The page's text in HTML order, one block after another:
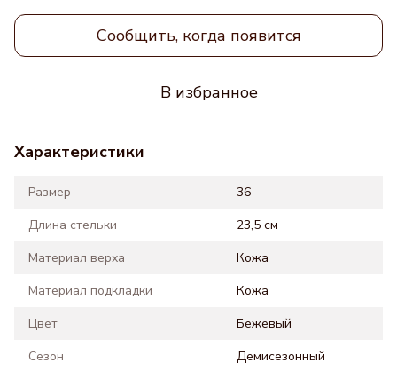
Сообщить, когда появится
В избранное
Характеристики
Размер
36
Длина стельки
23,5 см
Материал верха
Кожа
Материал подкладки
Кожа
Цвет
Бежевый
Сезон
Демисезонный